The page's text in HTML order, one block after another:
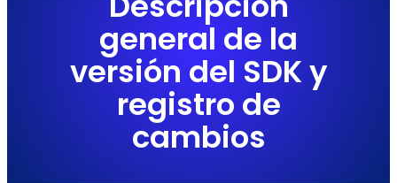
general de la
versión del SDK y
registro de
cambios